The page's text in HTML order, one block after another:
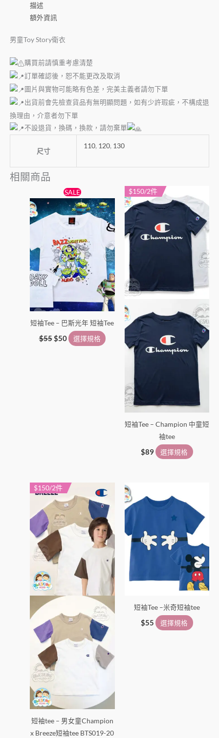
描述
額外資訊
男童Toy Story衛衣
購買前請慎重考慮清楚
訂單確認後，恕不能更改及取消
圖片與實物可能略有色差，完美主義者請勿下單
出貨前會先檢查貨品有無明顯問題，如有少許瑕疵，不構成退
換理由，介意者勿下單
不設退貨，換碼，換款，請勿棄單
尺寸
110, 120, 130
相關商品
SALE
短袖Tee – 巴斯光年 短袖Tee
$55
始
價
格：
$55。
$50
目
前
價
格：
$50。
選擇規格
產
品
有
種
款
式。
可
在
產
品
頁
$150/2件
短袖Tee – Champion 中童短
袖tee
$89 選擇規格
產
品
多
款
式。
可
產
品
頁
面
選
擇
選
$150/2件
短袖tee – 男女童Champion
x Breeze短袖tee BTS019-20
此
產
有
多
種
款
式。
在
產
品
頁
面
選
擇
項
短袖Tee –米奇短袖tee
$55 選擇規格
品
有
多
種
款
式。
可
產
品